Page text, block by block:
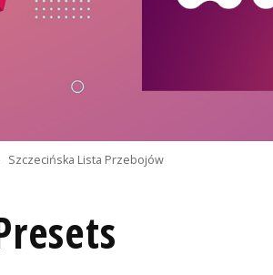
Szczecińska Lista Przebojów